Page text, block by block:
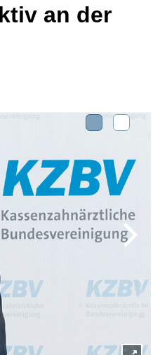
an der